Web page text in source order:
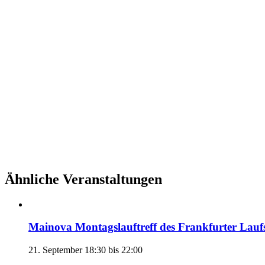
Ähnliche Veranstaltungen
Mainova Montagslauftreff des Frankfurter
21. September 18:30 bis 22:00